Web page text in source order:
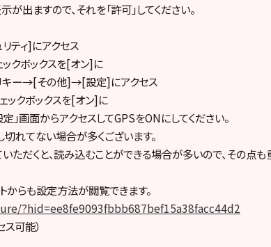
が出ますので、それを「許可」してください。
ティ]にアクセス
クボックスを[オン]に
キー→[その他]→[設定]にアクセス
クボックスを[オン]に
画面からアクセスしてGPSをONにしてください。
れてない場合が多くございます。
だくと、読み込むことができる場合が多いので、その点も
からも設定方法が閲覧できます。
?hid=ee8fe9093fbbb687bef15a38facc44d2
ス可能）